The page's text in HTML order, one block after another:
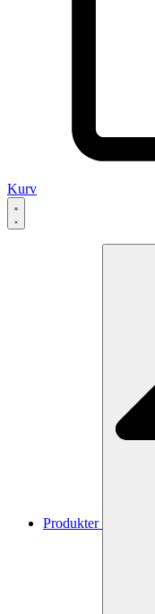
Kurv
Produkter